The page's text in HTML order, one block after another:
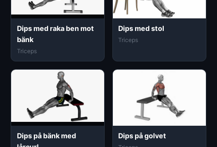
Dips med raka ben mot
bänk
Triceps
Dips med stol
Triceps
Dips på bänk med
Dips på golvet